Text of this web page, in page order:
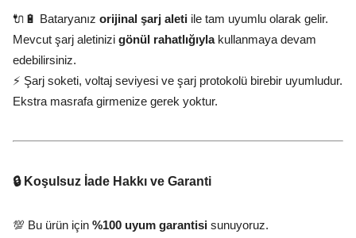
🔌🔋 Bataryanız orijinal şarj aleti ile tam uyumlu olarak gelir.
Mevcut şarj aletinizi gönül rahatlığıylakullanmaya devam
edebilirsiniz.
⚡ Şarj soketi, voltaj seviyesi ve şarj protokolü birebir uyumludur.
Ekstra masrafa girmenize gerek yoktur.
🔒 Koşulsuz İade Hakkı ve Garanti
💯 Bu ürün için %100 uyum garantisi sunuyoruz.